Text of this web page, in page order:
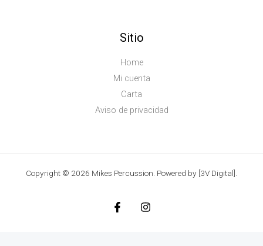
Sitio
Home
Mi cuenta
Carta
Aviso de privacidad
Copyright © 2026 Mikes Percussion. Powered by [3V Digital].